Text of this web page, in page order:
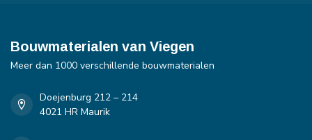
Bouwmaterialen van Viegen
Meer dan 1000 verschillende bouwmaterialen
Doejenburg 212 – 214
4021 HR Maurik